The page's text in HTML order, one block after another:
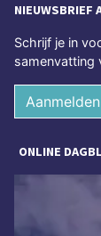
NIEUWSBRIEF
Schrijf je in
samenvatting
Aanmelden
ONLINE